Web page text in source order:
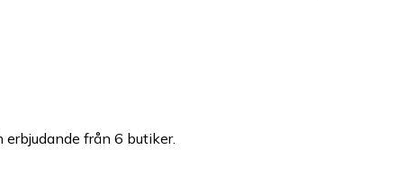
erbjudande från 6 butiker.